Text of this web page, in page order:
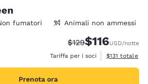
fumatori Animali non ammessi
Tariffa di barratura:
$129Tariffa scontata:
$116USD/notte
Tariffa per i soci
Visualizza i
$131 totale
Prenota ora